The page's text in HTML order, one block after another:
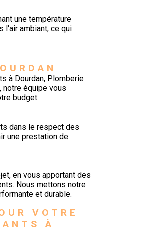
une température
l'air ambiant, ce qui
à Dourdan, Plomberie
équipe vous
budget.
dans le respect des
une prestation de
en vous apportant des
Nous mettons notre
et durable.
VOTRE
À